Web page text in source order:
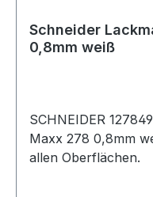
Schneider
0,8mm weiß
SCHNEIDER
Maxx 278 0,8mm weiß Deckt lackartig auf fast
allen Oberflächen.